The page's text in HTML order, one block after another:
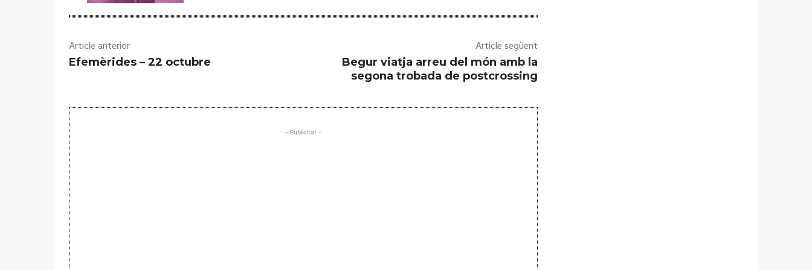
l
e
a
Article anterior
Efemèrides – 22 octubre
Article següent
Begur viatja arreu del món amb la
segona trobada de postcrossing
- Publicitat -